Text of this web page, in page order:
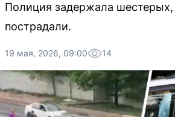
Полиция задержала шестерых,
пострадали.
19 мая, 2026, 09:00 14